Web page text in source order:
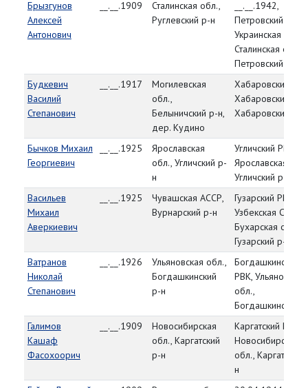
Брызгунов
Алексей
Антонович
__.__.1909
Сталинская обл.,
Руглевский р-н
__.__.1942,
Петровский РВК,
Украинская ССР,
Сталинская обл.,
Петровский р-н
Будкевич
Василий
Степанович
__.__.1917
Могилевская
обл.,
Белыничский р-н,
дер. Кудино
Хабаровский
Хабаровский
Хабаровский р-н
Бычков Михаил
Георгиевич
__.__.1925
Ярославская
обл., Угличский р-
н
Угличский РВК,
Ярославская
Угличский р-н
Васильев
Михаил
Аверкиевич
__.__.1925
Чувашская АССР,
Вурнарский р-н
Гузарский РВК,
Узбекская ССР,
Бухарская обл.,
Гузарский р-н
Ватранов
Николай
Степанович
__.__.1926
Ульяновская обл.,
Богдашкинский
р-н
Богдашкинский
РВК, Ульяновская
обл.,
Богдашкинский
Галимов
Кашаф
Фасохоорич
__.__.1909
Новосибирская
обл., Каргатский
р-н
Каргатский РВК,
Новосибирская
обл., Каргатский
н